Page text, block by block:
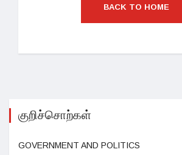
BACK TO HOME
குறிச்சொற்கள்
GOVERNMENT AND POLITICS